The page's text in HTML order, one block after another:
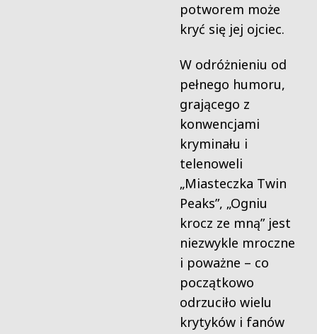
potworem może
kryć się jej ojciec.
W odróżnieniu od
pełnego humoru,
grającego z
konwencjami
kryminału i
telenoweli
„Miasteczka Twin
Peaks”, „Ogniu
krocz ze mną” jest
niezwykle mroczne
i poważne – co
początkowo
odrzuciło wielu
krytyków i fanów